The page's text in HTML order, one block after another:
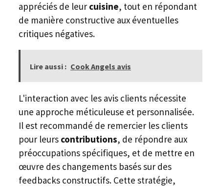
appréciés de leur cuisine, tout en répondant
de manière constructive aux éventuelles
critiques négatives.
Lire aussi : Cook Angels avis
L'interaction avec les avis clients nécessite
une approche méticuleuse et personnalisée.
Il est recommandé de remercier les clients
pour leurs contributions, de répondre aux
préoccupations spécifiques, et de mettre en
œuvre des changements basés sur des
feedbacks constructifs. Cette stratégie,